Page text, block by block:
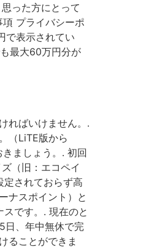
った方にとって
プライバシーポ
で表示されてい
最大60万円分が
ればいけません。.
（LiTE版から
ましょう。. 初回
（旧：エコペイ
定されておらず高
ナスポイント）と
です。. 現在のと
日、年中無休で完
ることができま